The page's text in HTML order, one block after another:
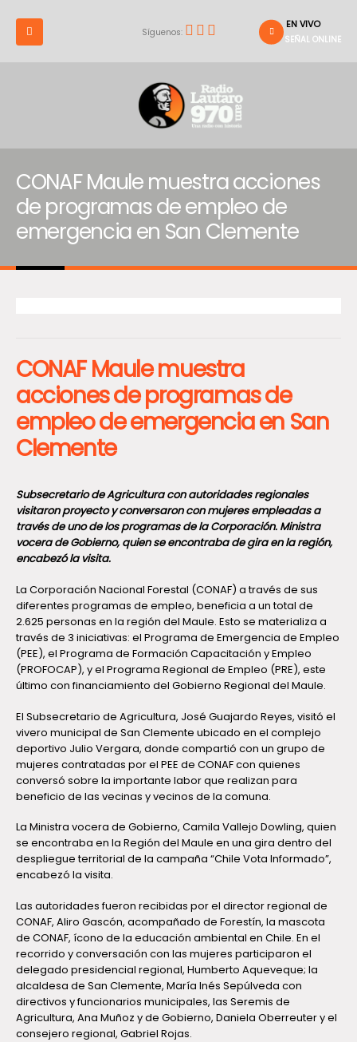
Síguenos:
EN VIVO
SEÑAL ONLINE
CONAF Maule muestra acciones
de programas de empleo de
emergencia en San Clemente
CONAF Maule muestra
acciones de programas de
empleo de emergencia en San
Clemente
Subsecretario de Agricultura con autoridades regionales
visitaron proyecto y conversaron con mujeres empleadas a
través de uno de los programas de la Corporación. Ministra
vocera de Gobierno, quien se encontraba de gira en la región,
encabezó la visita.
La Corporación Nacional Forestal (CONAF) a través de sus
diferentes programas de empleo, beneficia a un total de
2.625 personas en la región del Maule. Esto se materializa a
través de 3 iniciativas: el Programa de Emergencia de Empleo
(PEE), el Programa de Formación Capacitación y Empleo
(PROFOCAP), y el Programa Regional de Empleo (PRE), este
último con financiamiento del Gobierno Regional del Maule.
El Subsecretario de Agricultura, José Guajardo Reyes, visitó el
vivero municipal de San Clemente ubicado en el complejo
deportivo Julio Vergara, donde compartió con un grupo de
mujeres contratadas por el PEE de CONAF con quienes
conversó sobre la importante labor que realizan para
beneficio de las vecinas y vecinos de la comuna.
La Ministra vocera de Gobierno, Camila Vallejo Dowling, quien
se encontraba en la Región del Maule en una gira dentro del
despliegue territorial de la campaña “Chile Vota Informado”,
encabezó la visita.
Las autoridades fueron recibidas por el director regional de
CONAF, Aliro Gascón, acompañado de Forestín, la mascota
de CONAF, ícono de la educación ambiental en Chile. En el
recorrido y conversación con las mujeres participaron el
delegado presidencial regional, Humberto Aqueveque; la
alcaldesa de San Clemente, María Inés Sepúlveda con
directivos y funcionarios municipales, las Seremis de
Agricultura, Ana Muñoz y de Gobierno, Daniela Oberreuter y el
consejero regional, Gabriel Rojas.